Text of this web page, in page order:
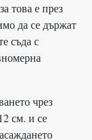
това е през
да се държат
съда с
чрез
см. и се